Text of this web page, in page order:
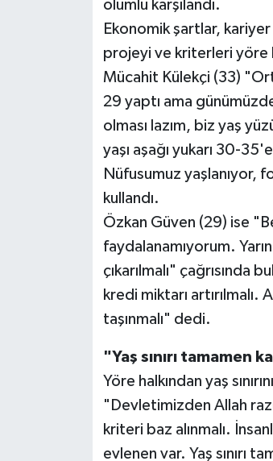
olumlu karşılandı.
Ekonomik şartlar,
projeyi ve kriterleri yöre
Mücahit Külekçi (33)
29 yaptı ama
olması lazım, biz yaş
yaşı aşağı yukarı 30-
Nüfusumuz yaşlanıyor,
kullandı.
Özkan Güven (29) ise
faydalanamıyorum.
çıkarılmalı" çağrısında
kredi miktarı artırılmalı.
taşınmalı" dedi.
"Yaş sınırı tamamen
Yöre halkından yaş
"Devletimizden Allah
kriteri baz alınmalı.
evlenen var. Yaş sınırı